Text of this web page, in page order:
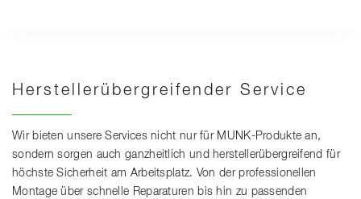
Herstellerübergreifender Service
Wir bieten unsere Services nicht nur für MUNK-Produkte an,
sondern sorgen auch ganzheitlich und herstellerübergreifend für
höchste Sicherheit am Arbeitsplatz. Von der professionellen
Montage über schnelle Reparaturen bis hin zu passenden